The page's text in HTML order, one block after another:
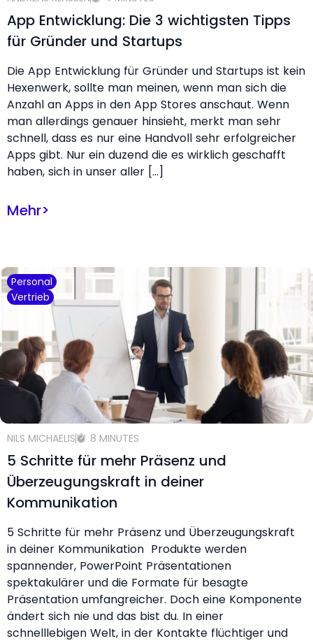
App Entwicklung: Die 3 wichtigsten Tipps
für Gründer und Startups
Die App Entwicklung für Gründer und Startups ist kein
Hexenwerk, sollte man meinen, wenn man sich die
Anzahl an Apps in den App Stores anschaut. Wenn
man allerdings genauer hinsieht, merkt man sehr
schnell, dass es nur eine Handvoll sehr erfolgreicher
Apps gibt. Nur ein duzend die es wirklich geschafft
haben, sich in unser aller […]
Mehr>
Personal
Vertrieb
NILS MICHAELIS 8 MINUTES
5 Schritte für mehr Präsenz und
Überzeugungskraft in deiner
Kommunikation
5 Schritte für mehr Präsenz und Überzeugungskraft
in deiner Kommunikation Produkte werden
spannender, PowerPoint Präsentationen
spektakulärer und die Formate für besagte
Präsentation umfangreicher. Doch eine Komponente
ändert sich nie und das bist du. In einer
schnelllebigen Welt, in der Kontakte flüchtiger und